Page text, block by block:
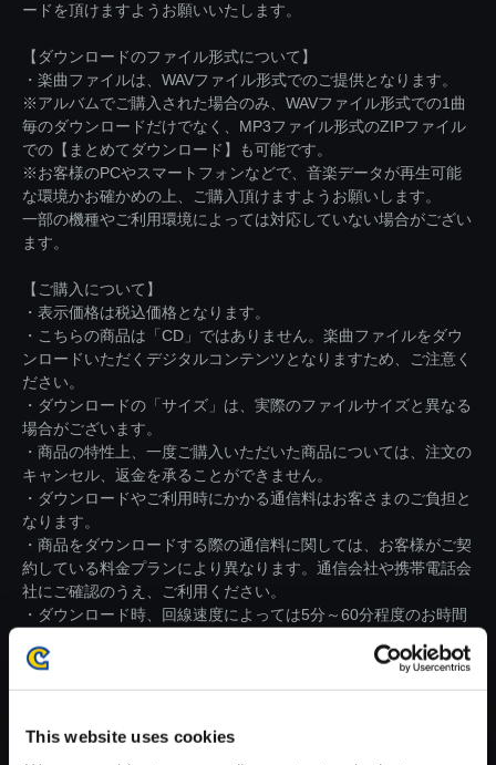
This website uses cookies
ードを頂けますようお願いいたします。
【ダウンロードのファイル形式について】
・楽曲ファイルは、WAVファイル形式でのご提供となります。
※アルバムでご購入された場合のみ、WAVファイル形式での1曲
毎のダウンロードだけでなく、MP3ファイル形式のZIPファイル
での【まとめてダウンロード】も可能です。
※お客様のPCやスマートフォンなどで、音楽データが再生可能
な環境かお確かめの上、ご購入頂けますようお願いします。
一部の機種やご利用環境によっては対応していない場合がござい
ます。
【ご購入について】
・表示価格は税込価格となります。
・こちらの商品は「CD」ではありません。楽曲ファイルをダウ
ンロードいただくデジタルコンテンツとなりますため、ご注意く
ださい。
・ダウンロードの「サイズ」は、実際のファイルサイズと異なる
場合がございます。
・商品の特性上、一度ご購入いただいた商品については、注文の
キャンセル、返金を承ることができません。
・ダウンロードやご利用時にかかる通信料はお客さまのご負担と
なります。
・商品をダウンロードする際の通信料に関しては、お客様がご契
約している料金プランにより異なります。通信会社や携帯電話会
社にご確認のうえ、ご利用ください。
・ダウンロード時、回線速度によっては5分～60分程度のお時間
※ご購入いただいたファイルのダウンロードの際には、通信環境